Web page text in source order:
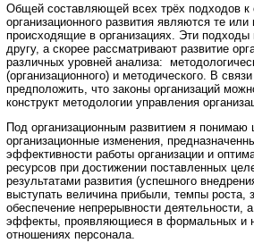
Общей составляющей всех трёх подходов к
организационного развития являются те или
происходящие в организациях. Эти подходы
другу, а скорее рассматривают развитие
различных уровней анализа:
(организационного) и методического. В
предположить, что законы организаций
конструкт методологии управления
Под организационным развитием я понимаю
организационные изменения,
эффективности работы организации и
ресурсов при достижении поставленных
результатами развития (успешного
выступать величина прибыли, темпы роста,
обеспечение непрерывности деятельности,
эффекты, проявляющиеся в формальных и
отношениях персонала.